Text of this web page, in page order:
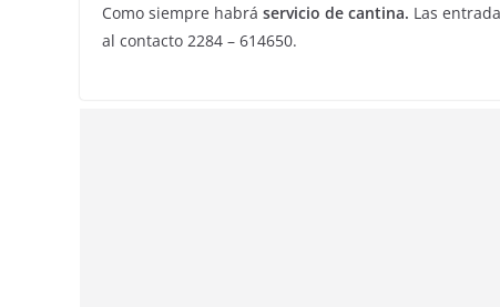
Como siempre habrá servicio de cantina. Las
al contacto 2284 – 614650.